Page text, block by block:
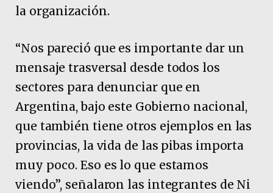
la organización.
“Nos pareció que es importante dar un
mensaje trasversal desde todos los
sectores para denunciar que en
Argentina, bajo este Gobierno nacional,
que también tiene otros ejemplos en las
provincias, la vida de las pibas importa
muy poco. Eso es lo que estamos
viendo”, señalaron las integrantes de Ni